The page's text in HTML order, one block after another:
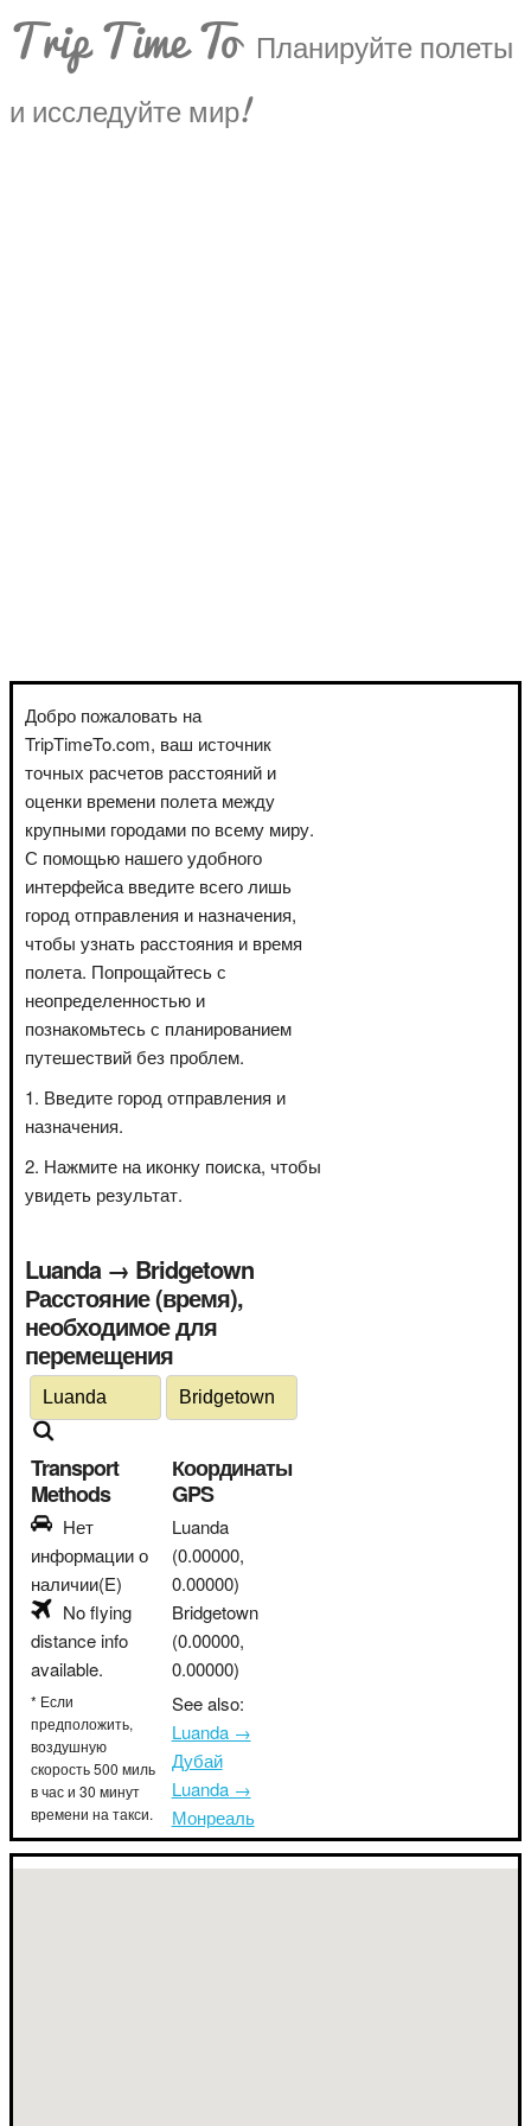
Trip Time To Планируйте полеты
и исследуйте мир!
Добро пожаловать на
TripTimeTo.com, ваш источник
точных расчетов расстояний и
оценки времени полета между
крупными городами по всему миру.
С помощью нашего удобного
интерфейса введите всего лишь
город отправления и назначения,
чтобы узнать расстояния и время
полета. Попрощайтесь с
неопределенностью и
познакомьтесь с планированием
путешествий без проблем.
Введите город отправления и
назначения.
Нажмите на иконку поиска, чтобы
увидеть результат.
Luanda → Bridgetown
Расстояние (время),
необходимое для
перемещения
Transport
Methods
Нет
информации о
наличии(E)
No flying
distance info
available.
* Если
предположить,
воздушную
скорость 500 миль
в час и 30 минут
времени на такси.
Координаты
GPS
Luanda
(0.00000,
0.00000)
Bridgetown
(0.00000,
0.00000)
See also:
Luanda →
Дубай
Luanda →
Монреаль